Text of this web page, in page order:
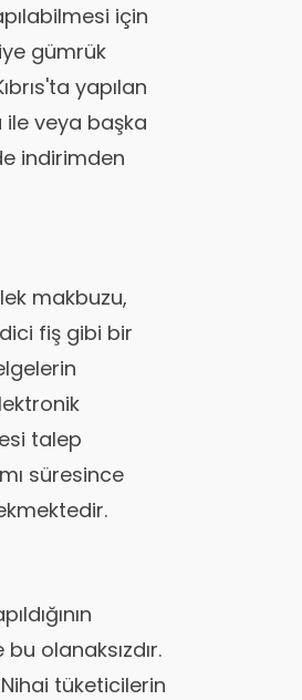
için
gümrük
yapılan
veya başka
indirimden
makbuzu,
fiş gibi bir
talep
süresince
olanaksızdır.
tüketicilerin